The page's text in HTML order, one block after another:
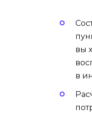
вы
в